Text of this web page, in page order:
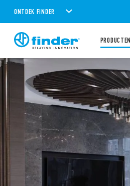
ONTDEK FINDER
PRODUCTEN